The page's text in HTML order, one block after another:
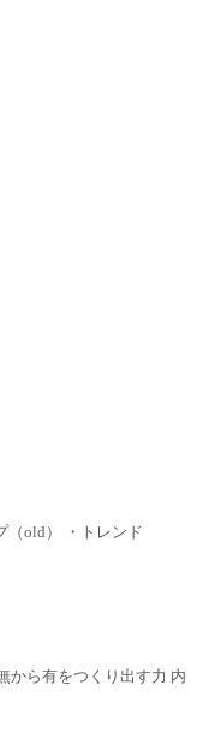
（old） ・トレンド
から有をつくり出す力 内